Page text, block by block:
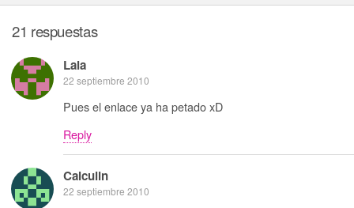
21 respuestas
Lala
22 septiembre 2010
Pues el enlace ya ha petado xD
Reply
Calculin
22 septiembre 2010